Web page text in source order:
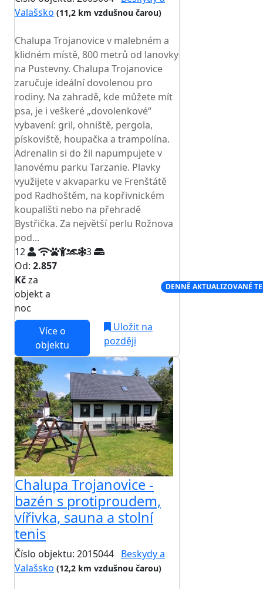
Valašsko (11,2 km vzdušnou čarou)
Chalupa Trojanovice v malebném a
klidném místě, 800 metrů od lanovky
na Pustevny. Chalupa Trojanovice
zaručuje ideální dovolenou pro
rodiny. Na zahradě, kde můžete mít
psa, je i veškeré „dovolenkové“
vybavení: gril, ohniště, pergola,
pískoviště, houpačka a trampolína.
Adrenalin si do žil napumpujete v
lanovému parku Tarzanie. Plavky
využijete v akvaparku ve Frenštátě
pod Radhoštěm, na kopřivnickém
koupališti nebo na přehradě
Bystřička. Za největší perlu Rožnova
pod...
12
3
Od: 2.857
Kčza
objekt a
noc
DENNĚ AKTUALIZOVANÉ
Více o
objektu
Uložit na
později
Chalupa Trojanovice -
bazén s protiproudem,
vířivka, sauna a stolní
tenis
Číslo objektu: 2015044 Beskydy a
Valašsko (12,2 km vzdušnou čarou)